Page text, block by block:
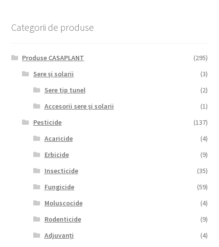
Categorii de produse
Produse CASAPLANT
(295)
Sere și solarii
(3)
Sere tip tunel
(2)
Accesorii sere și solarii
(1)
Pesticide
(137)
Acaricide
(4)
Erbicide
(9)
Insecticide
(35)
Fungicide
(59)
Moluscocide
(4)
Rodenticide
(9)
Adjuvanți
(4)